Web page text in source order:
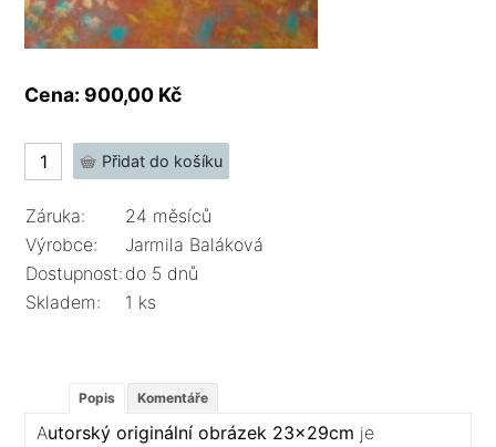
Cena: 900,00 Kč
Záruka:
24 měsíců
Výrobce:
Jarmila Baláková
Dostupnost: do 5 dnů
Skladem:
1 ks
Popis Komentáře
Autorský originální obrázek 23x29cm je